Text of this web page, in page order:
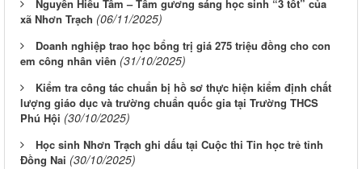
Nguyễn Hiếu Tâm – Tấm gương sáng học sinh “3 tốt” của
xã Nhơn Trạch (06/11/2025)
Doanh nghiệp trao học bổng trị giá 275 triệu đồng cho con
em công nhân viên (31/10/2025)
Kiểm tra công tác chuẩn bị hồ sơ thực hiện kiểm định chất
lượng giáo dục và trường chuẩn quốc gia tại Trường THCS
Phú Hội (30/10/2025)
Học sinh Nhơn Trạch ghi dấu tại Cuộc thi Tin học trẻ tỉnh
Đồng Nai (30/10/2025)